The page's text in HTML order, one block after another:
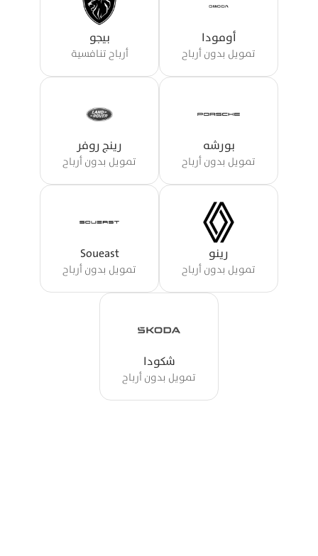
أومودا
تمويل بدون أرباح
بيجو
أرباح تنافسية
بورشه
تمويل بدون أرباح
رينج روفر
تمويل بدون أرباح
رينو
تمويل بدون أرباح
Soueast
تمويل بدون أرباح
شكودا
تمويل بدون أرباح